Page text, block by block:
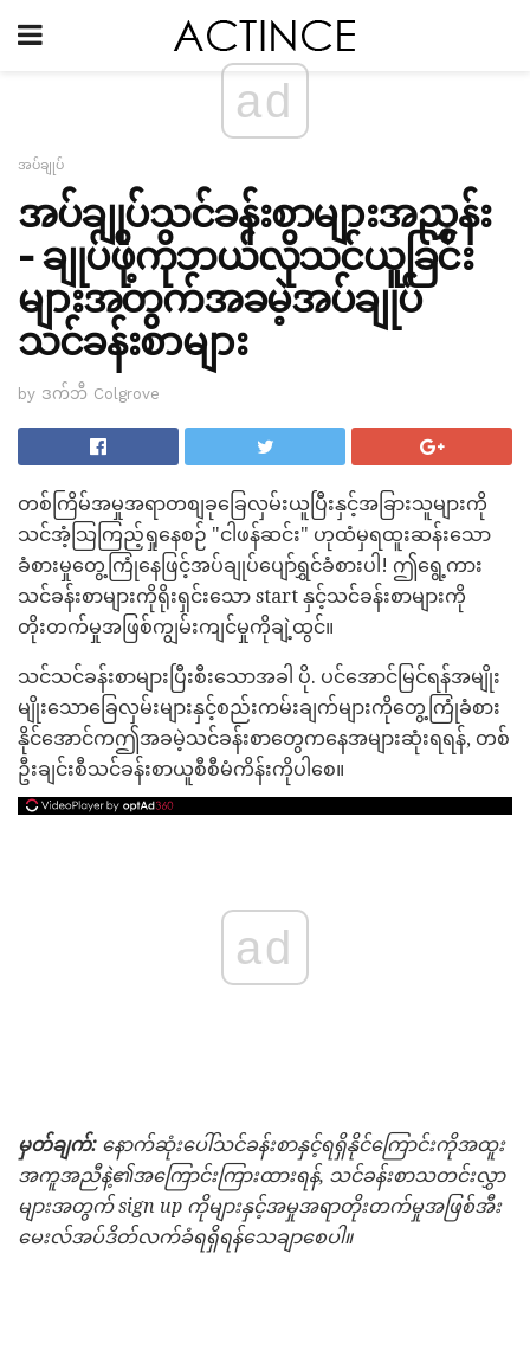
ad
အပ်ချုပ်
အပ်ချုပ်သင်ခန်းစာများအညွှန်း
- ချုပ်ဖို့ကိုဘယ်လိုသင်ယူခြင်း
များအတွက်အခမဲ့အပ်ချုပ်
သင်ခန်းစာများ
by ဒက်ဘီ Colgrove
တစ်ကြိမ်အမှုအရာတစျခုခြေလှမ်းယူပြီးနှင့်အခြားသူများကို
သင်အံ့သြကြည့်ရှုနေစဉ် "ငါဖန်ဆင်း" ဟုထံမှရထူးဆန်းသော
ခံစားမှုတွေ့ကြုံနေဖြင့်အပ်ချုပ်ပျော်ရွှင်ခံစားပါ! ဤရွေ့ကား
သင်ခန်းစာများကိုရိုးရှင်းသော start နှင့်သင်ခန်းစာများကို
တိုးတက်မှုအဖြစ်ကျွမ်းကျင်မှုကိုချဲ့ထွင်။
သင်သင်ခန်းစာများပြီးစီးသောအခါ ပို. ပင်အောင်မြင်ရန်အမျိုး
မျိုးသောခြေလှမ်းများနှင့်စည်းကမ်းချက်များကိုတွေ့ကြုံခံစား
နိုင်အောင်ကဤအခမဲ့သင်ခန်းစာတွေကနေအများဆုံးရရန်, တစ်
ဦးချင်းစီသင်ခန်းစာယူစီစီမံကိန်းကိုပါစေ။
ad
မှတ်ချက်: နောက်ဆုံးပေါ်သင်ခန်းစာနှင့်ရရှိနိုင်ကြောင်းကိုအထူး
အကူအညီနဲ့၏အကြောင်းကြားထားရန်, သင်ခန်းစာသတင်းလွှာ
များအတွက် sign up ကိုများနှင့်အမှုအရာတိုးတက်မှုအဖြစ်အီး
မေးလ်အပ်ဒိတ်လက်ခံရရှိရန်သေချာစေပါ။